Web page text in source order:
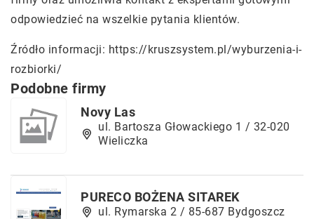
odpowiedzieć na wszelkie pytania klientów.
Źródło informacji: https://kruszsystem.pl/wyburzenia-i-
rozbiorki/
Podobne firmy
Novy Las
ul. Bartosza Głowackiego 1 / 32-020
Wieliczka
PURECO BOŻENA SITAREK
ul. Rymarska 2 / 85-687 Bydgoszcz